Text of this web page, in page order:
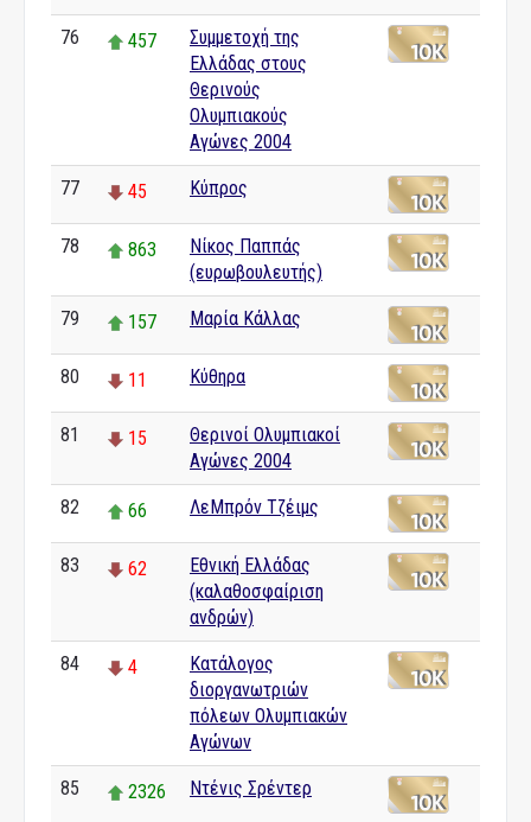
76 457
Συμμετοχή της
Ελλάδας στους
Θερινούς
Ολυμπιακούς
Αγώνες 2004
77 45 Κύπρος
78 863
Νίκος Παππάς
(ευρωβουλευτής)
79 157 Μαρία Κάλλας
80 11 Κύθηρα
81 15
Θερινοί Ολυμπιακοί
Αγώνες 2004
82 66 ΛεΜπρόν Τζέιμς
83 62
Εθνική Ελλάδας
(καλαθοσφαίριση
ανδρών)
84 4
Κατάλογος
διοργανωτριών
πόλεων Ολυμπιακών
Αγώνων
85 2326 Ντένις Σρέντερ